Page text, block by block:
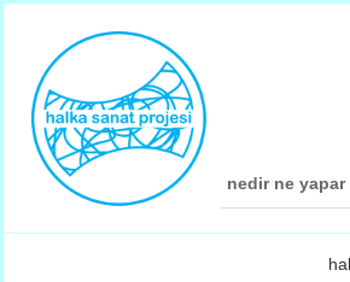
nedir ne yapar